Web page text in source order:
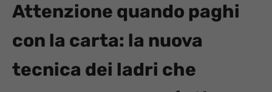
Attenzione quando paghi
con la carta: la nuova
tecnica dei ladri che